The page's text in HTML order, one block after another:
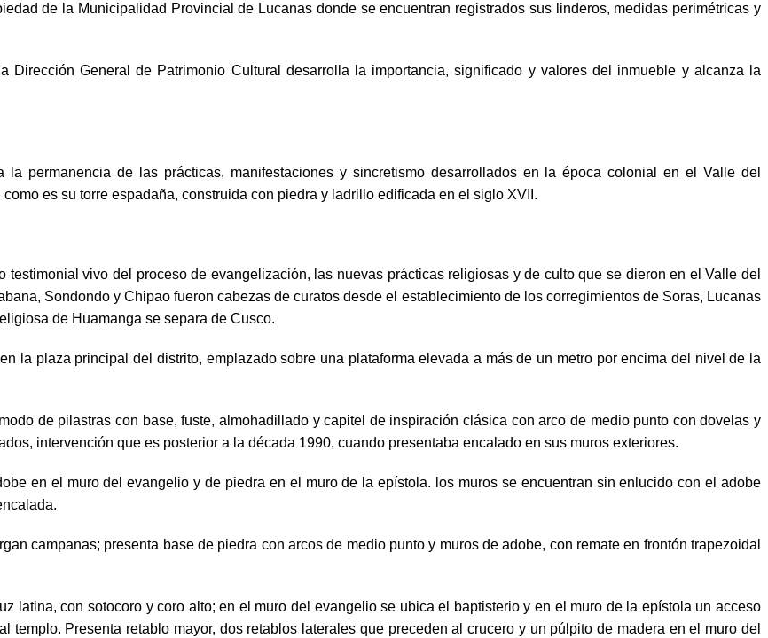
de la Municipalidad Provincial de Lucanas donde se encuentran registrados sus linderos, medidas perimétricas y
Dirección General de Patrimonio Cultural desarrolla la importancia, significado y valores del inmueble y alcanza la
permanencia de las prácticas, manifestaciones y sincretismo desarrollados en la época colonial en el Valle del
es su torre espadaña, construida con piedra y ladrillo edificada en el siglo XVII.
testimonial vivo del proceso de evangelización, las nuevas prácticas religiosas y de culto que se dieron en el Valle del
Sondondo y Chipao fueron cabezas de curatos desde el establecimiento de los corregimientos de Soras, Lucanas
de Huamanga se separa de Cusco.
la plaza principal del distrito, emplazado sobre una plataforma elevada a más de un metro por encima del nivel de la
de pilastras con base, fuste, almohadillado y capitel de inspiración clásica con arco de medio punto con dovelas y
intervención que es posterior a la década 1990, cuando presentaba encalado en sus muros exteriores.
en el muro del evangelio y de piedra en el muro de la epístola. los muros se encuentran sin enlucido con el adobe
campanas; presenta base de piedra con arcos de medio punto y muros de adobe, con remate en frontón trapezoidal
latina, con sotocoro y coro alto; en el muro del evangelio se ubica el baptisterio y en el muro de la epístola un acceso
Presenta retablo mayor, dos retablos laterales que preceden al crucero y un púlpito de madera en el muro del